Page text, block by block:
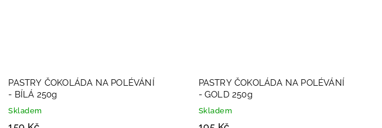
PASTRY ČOKOLÁDA NA POLÉVÁNÍ
- BÍLÁ 250g
Skladem
PASTRY ČOKOLÁDA NA POLÉVÁNÍ
- GOLD 250g
Skladem